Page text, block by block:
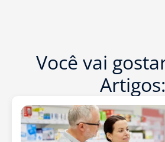
Você vai
Artigos: